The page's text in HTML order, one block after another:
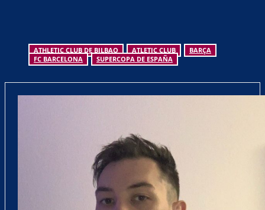
ATHLETIC CLUB DE BILBAO ATLETIC CLUB
BARÇA
FC BARCELONA
SUPERCOPA DE ESPAÑA